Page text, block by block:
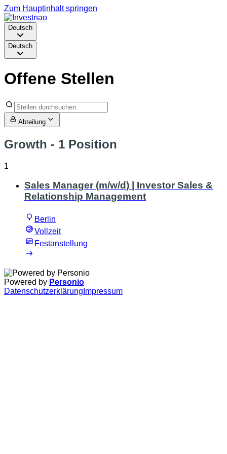
Zum Hauptinhalt springen
Deutsch
Deutsch
Offene Stellen
Abteilung
Growth - 1 Position
1
Sales Manager (m/w/d) | Investor Sales &
Relationship Management
Berlin
Vollzeit
Festanstellung
Powered by Personio
Datenschutzerklärung Impressum